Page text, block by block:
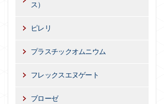
ス）
ピレリ
プラスチックオムニウム
フレックスエヌゲート
ブローゼ